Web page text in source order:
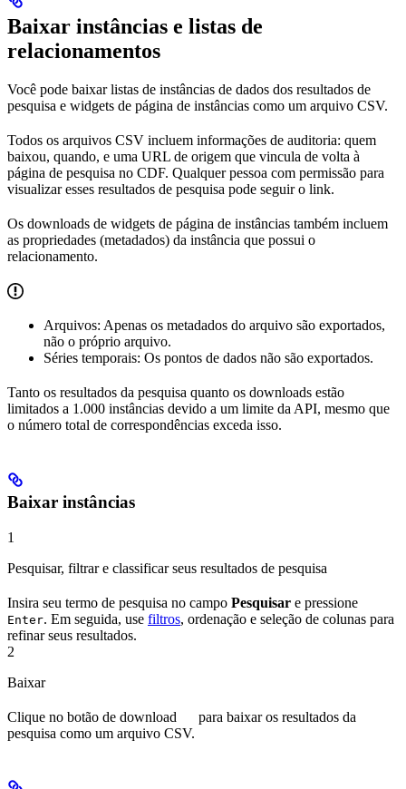
Baixar instâncias e listas de
relacionamentos
Você pode baixar listas de instâncias de dados dos resultados de
pesquisa e widgets de página de instâncias como um arquivo CSV.
Todos os arquivos CSV incluem informações de auditoria: quem
baixou, quando, e uma URL de origem que vincula de volta à
página de pesquisa no CDF. Qualquer pessoa com permissão para
visualizar esses resultados de pesquisa pode seguir o link.
Os downloads de widgets de página de instâncias também incluem
as propriedades (metadados) da instância que possui o
relacionamento.
Arquivos: Apenas os metadados do arquivo são exportados,
não o próprio arquivo.
Séries temporais: Os pontos de dados não são exportados.
Tanto os resultados da pesquisa quanto os downloads estão
limitados a 1.000 instâncias devido a um limite da API, mesmo que
o número total de correspondências exceda isso.
Baixar instâncias
1
Pesquisar, filtrar e classificar seus resultados de pesquisa
Insira seu termo de pesquisa no campo Pesquisar e pressione
Enter. Em seguida, use filtros, ordenação e seleção de colunas para
refinar seus resultados.
2
Baixar
Clique no botão de download
para baixar os resultados da
pesquisa como um arquivo CSV.